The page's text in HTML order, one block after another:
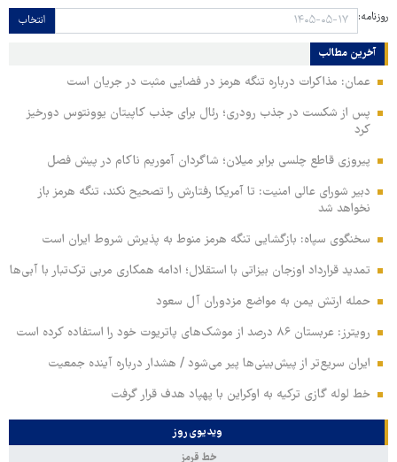
روزنامه: انتخاب
آخرین مطالب
عمان: مذاکرات درباره تنگه هرمز در فضایی مثبت در جریان است
پس از شکست در جذب رودری؛ رئال برای جذب کاپیتان یوونتوس دورخیز
کرد
پیروزی قاطع چلسی برابر میلان؛ شاگردان آموریم ناکام در پیش فصل
دبیر شورای عالی امنیت: تا آمریکا رفتارش را تصحیح نکند، تنگه هرمز باز
نخواهد شد
سخنگوی سپاه: بازگشایی تنگه هرمز منوط به پذیرش شروط ایران است
تمدید قرارداد اوزجان بیزاتی با استقلال؛ ادامه همکاری مربی ترک‌تبار با آبی‌ها
حمله ارتش یمن به مواضع مزدوران آل سعود
رویترز: عربستان ۸۶ درصد از موشک‌های پاتریوت خود را استفاده کرده است
ایران سریع‌تر از پیش‌بینی‌ها پیر می‌شود / هشدار درباره آینده جمعیت
خط لوله گازی ترکیه به اوکراین با پهپاد هدف قرار گرفت
ویدیوی روز
خط قرمز